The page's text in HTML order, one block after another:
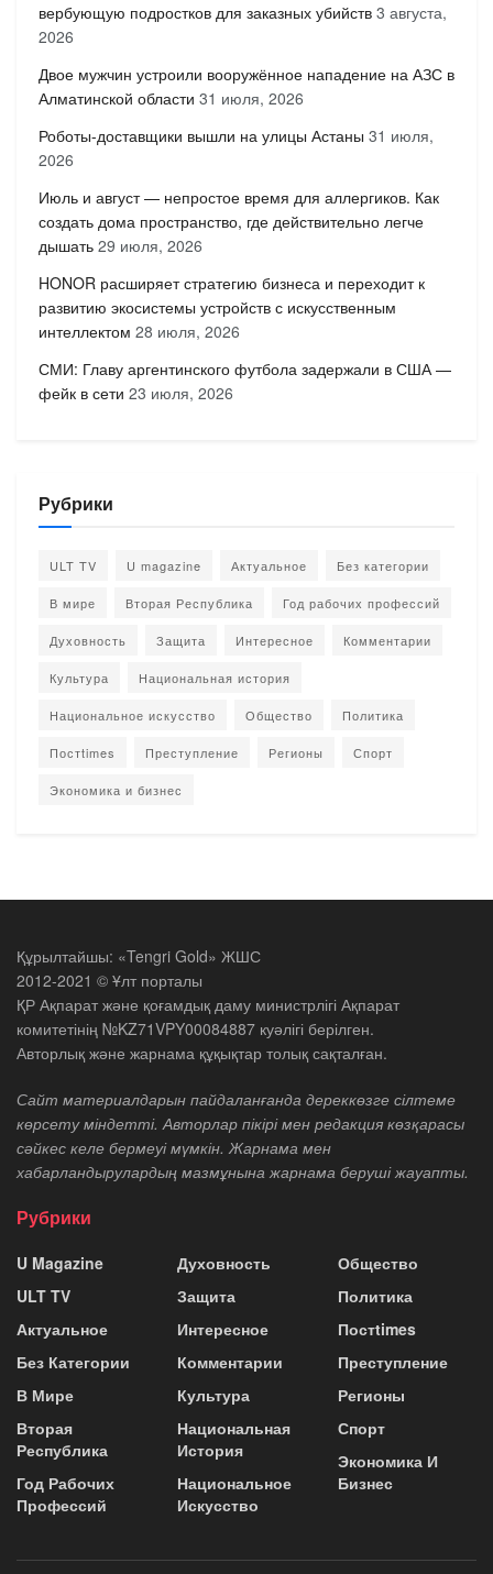
вербующую подростков для заказных убийств 3 августа,
2026
Двое мужчин устроили вооружённое нападение на АЗС в
Алматинской области 31 июля, 2026
Роботы-доставщики вышли на улицы Астаны 31 июля,
2026
Июль и август — непростое время для аллергиков. Как
создать дома пространство, где действительно легче
дышать 29 июля, 2026
HONOR расширяет стратегию бизнеса и переходит к
развитию экосистемы устройств с искусственным
интеллектом 28 июля, 2026
СМИ: Главу аргентинского футбола задержали в США —
фейк в сети 23 июля, 2026
Рубрики
ULT TV U magazine Актуальное Без категории
В мире Вторая Республика Год рабочих профессий
Духовность Защита Интересное Комментарии
Культура Национальная история
Национальное искусство Общество Политика
Постtimes Преступление Регионы Спорт
Экономика и бизнес
Құрылтайшы: «Tengri Gold» ЖШС
2012-2021 © Ұлт порталы
ҚР Ақпарат және қоғамдық даму министрлігі Ақпарат
комитетінің №KZ71VPY00084887 куәлігі берілген.
Авторлық және жарнама құқықтар толық сақталған.
Сайт материалдарын пайдаланғанда дереккөзге сілтеме
көрсету міндетті. Авторлар пікірі мен редакция көзқарасы
сәйкес келе бермеуі мүмкін. Жарнама мен
хабарландырулардың мазмұнына жарнама беруші жауапты.
Рубрики
U Magazine
ULT TV
Актуальное
Без Категории
В Мире
Вторая
Республика
Год Рабочих
Профессий
Духовность
Защита
Интересное
Комментарии
Культура
Национальная
История
Национальное
Искусство
Общество
Политика
Постtimes
Преступление
Регионы
Спорт
Экономика И
Бизнес